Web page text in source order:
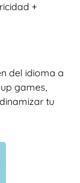
+
del idioma a
games,
tu